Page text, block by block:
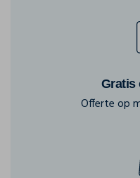
Gratis
Offerte op